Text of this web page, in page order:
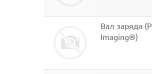
Вал заряда
Imaging®)